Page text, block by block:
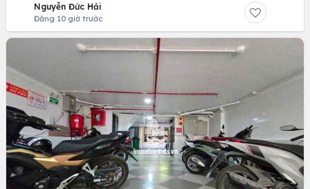
Nguyễn Đức Hải
Đăng 10 giờ trước